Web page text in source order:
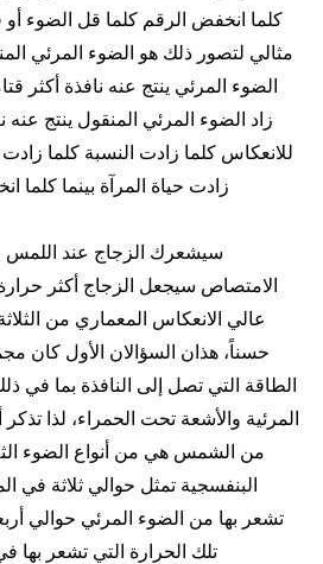
كلما انخفض الرقم كلما قل الضوء
مثالي لتصور ذلك هو الضوء المرئي
الضوء المرئي ينتج عنه نافذة أكثر
زاد الضوء المرئي المنقول ينتج عنه
للانعكاس كلما زادت النسبة كلما
زادت حياة المرآة بينما كلما
الامتصاص سيجعل الزجاج أكثر
عالي الانعكاس المعماري من
حسناً، هذان السؤالان الأول كان
الطاقة التي تصل إلى النافذة بما في
المرئية والأشعة تحت الحمراء، لذا
من الشمس هي من أنواع الضوء
البنفسجية تمثل حوالي ثلاثة في
تشعر بها من الضوء المرئي حوالي
تلك الحرارة التي تشعر بها